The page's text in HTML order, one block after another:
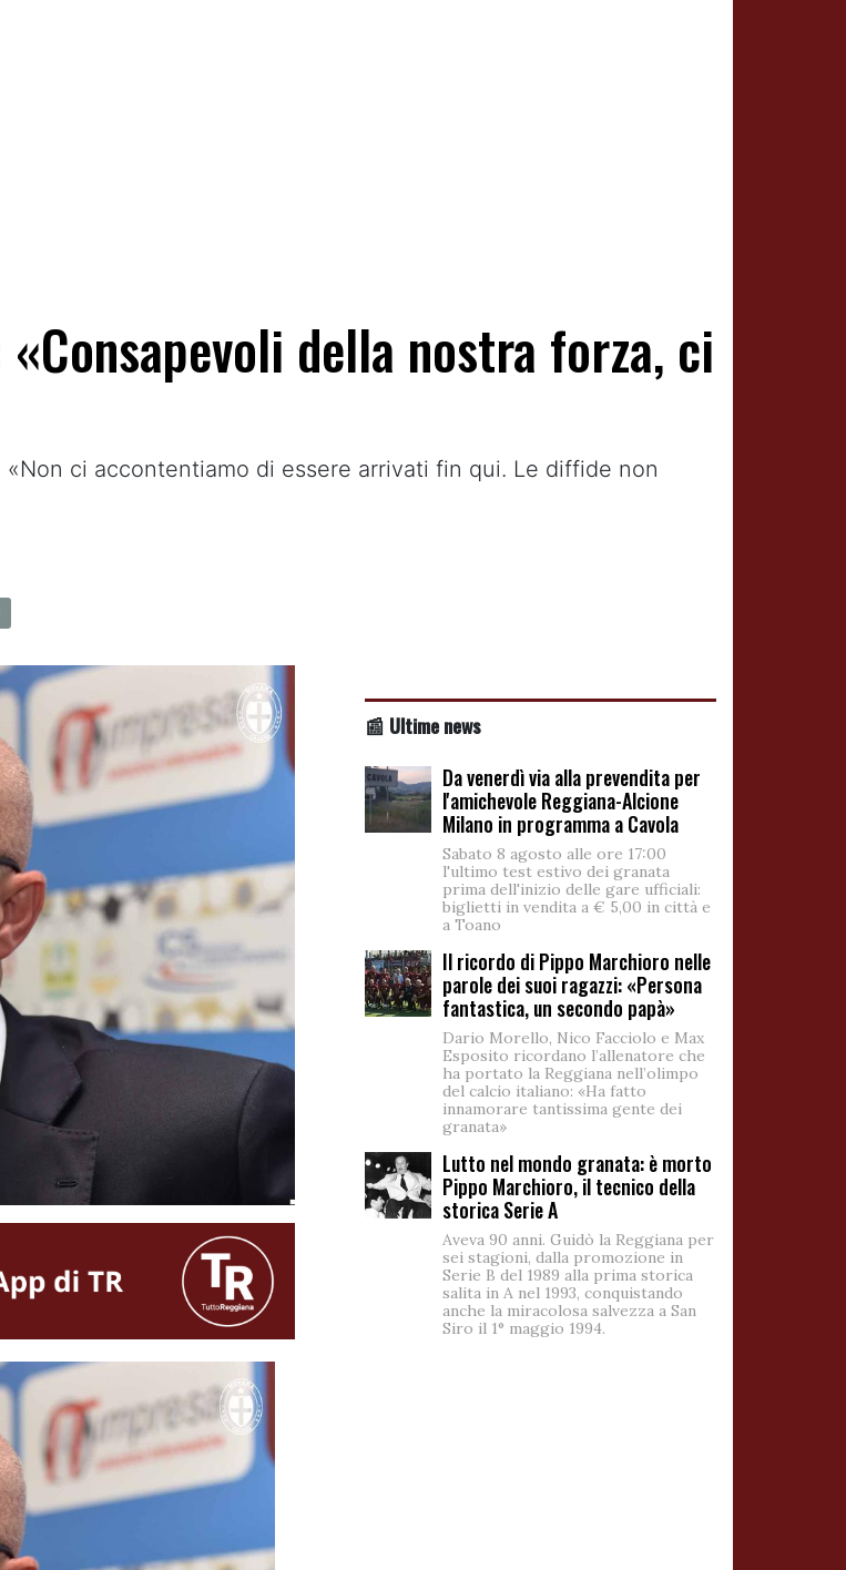
della nostra forza, ci
ci accontentiamo di essere arrivati fin qui. Le diffide non
📰 Ultime news
Da venerdì via alla prevendita per
l'amichevole Reggiana-Alcione
Milano in programma a Cavola
Sabato 8 agosto alle ore 17:00
l'ultimo test estivo dei granata
prima dell'inizio delle gare ufficiali:
biglietti in vendita a € 5,00 in città e
a Toano
Il ricordo di Pippo Marchioro nelle
parole dei suoi ragazzi: «Persona
fantastica, un secondo papà»
Dario Morello, Nico Facciolo e Max
Esposito ricordano l’allenatore che
ha portato la Reggiana nell’olimpo
del calcio italiano: «Ha fatto
innamorare tantissima gente dei
granata»
Lutto nel mondo granata: è morto
Pippo Marchioro, il tecnico della
storica Serie A
Aveva 90 anni. Guidò la Reggiana per
sei stagioni, dalla promozione in
Serie B del 1989 alla prima storica
salita in A nel 1993, conquistando
anche la miracolosa salvezza a San
Siro il 1° maggio 1994.